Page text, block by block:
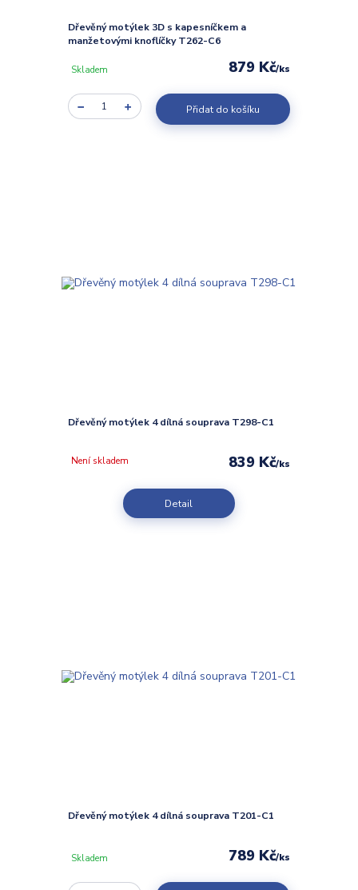
Dřevěný motýlek 3D s kapesníčkem a
manžetovými knoflíčky T262-C6
879 Kč/ks
Skladem
Přidat do košíku
Dřevěný motýlek 4 dílná souprava T298-C1
839 Kč/ks
Není skladem
Detail
Dřevěný motýlek 4 dílná souprava T201-C1
789 Kč/ks
Skladem